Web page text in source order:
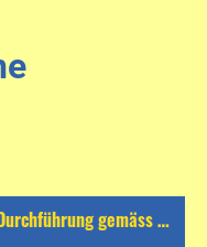
freiwilliges KK-Training (effektive Durchführung gemäss separatem Chat)